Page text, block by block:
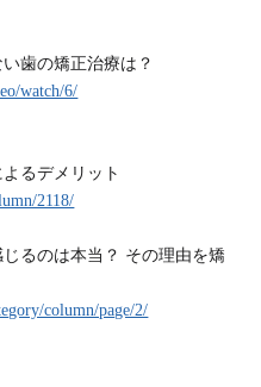
歯の矯正治療は？
watch/6/
るデメリット
2118/
るのは本当？ その理由を矯
column/page/2/